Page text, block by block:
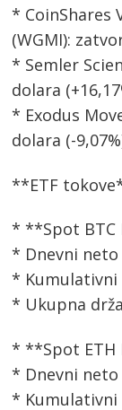
* CoinShares
(WGMI):
* Semler
dolara
* Exodus
dolara (-
**ETF
* **Spot BTC
* Dnevni
* Kumulativni
* Ukupna
* **Spot ETH
* Dnevni
*